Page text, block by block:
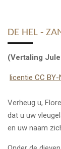
DE HEL -
(Vertaling
licentie CC BY-
Verheug u,
dat u uw
en uw naam